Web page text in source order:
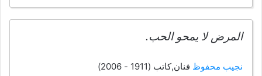
المرض لا يمحو الحب.
نجيب محفوظ فنان,كاتب (1911 - 2006)